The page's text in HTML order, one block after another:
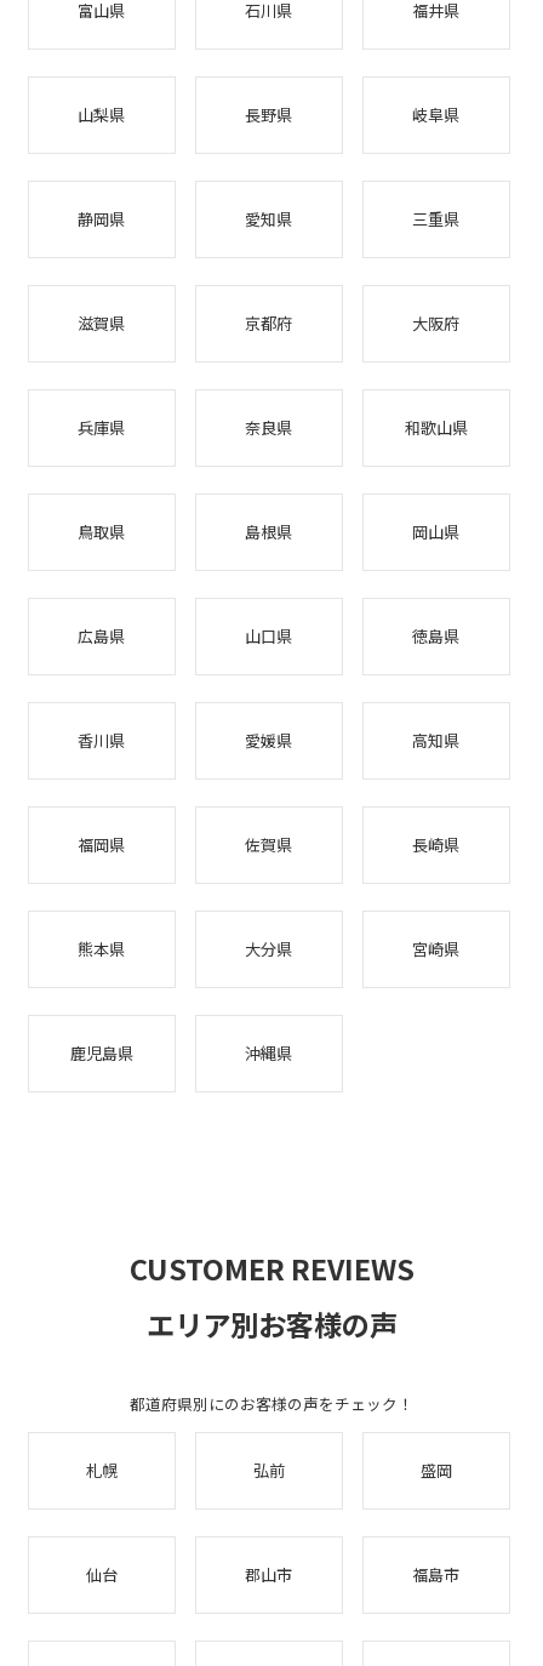
富山県 石川県 福井県
山梨県 長野県 岐阜県
静岡県 愛知県 三重県
滋賀県 京都府 大阪府
兵庫県 奈良県 和歌山県
鳥取県 島根県 岡山県
広島県 山口県 徳島県
香川県 愛媛県 高知県
福岡県 佐賀県 長崎県
熊本県 大分県 宮崎県
鹿児島県 沖縄県
CUSTOMER REVIEWS
エリア別お客様の声
都道府県別にのお客様の声をチェック！
札幌 弘前 盛岡
仙台 郡山市 福島市